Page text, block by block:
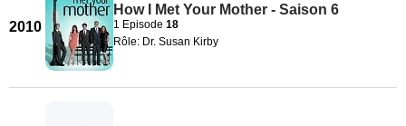
2010
How I Met Your Mother - Saison 6
1 Episode 18
Rôle: Dr. Susan Kirby